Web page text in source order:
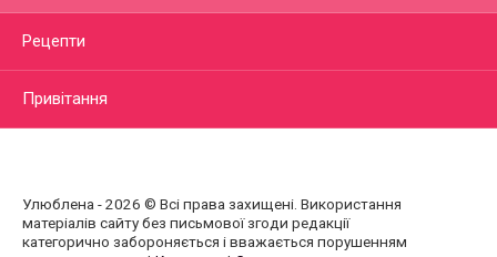
Рецепти
Привітання
Улюблена - 2026 © Всі права захищені. Використання
матеріалів сайту без письмової згоди редакції
категорично забороняється і вважається порушенням